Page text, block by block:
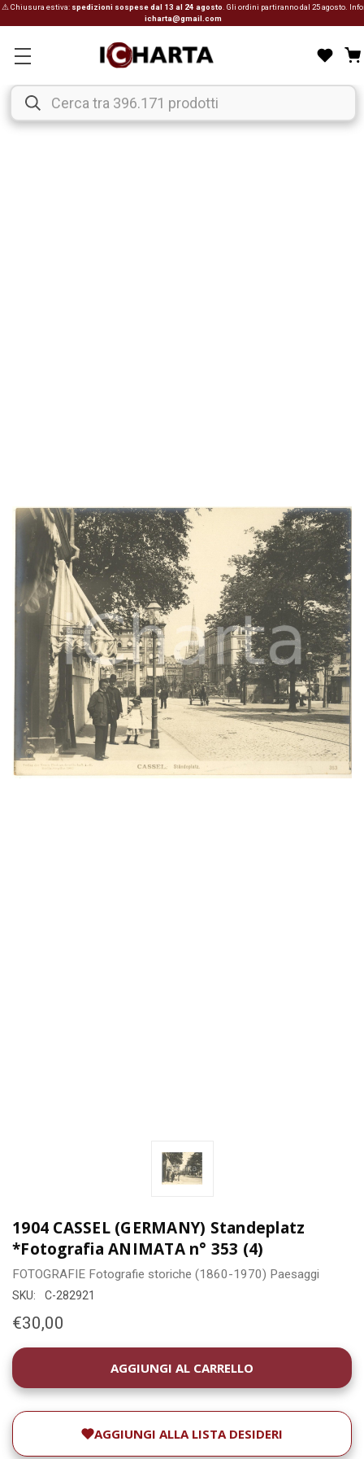
⚠ Chiusura estiva: spedizioni sospese dal 13 al 24 agosto . Gli ordini partiranno dal 25 agosto. Info:
icharta@gmail.com
1904 CASSEL (GERMANY) Standeplatz
*Fotografia ANIMATA n° 353 (4)
FOTOGRAFIE Fotografie storiche (1860-1970) Paesaggi
SKU: C-282921
€30,00
DISPONIBILITÀ
ATTUALE:
AGGIUNGI ALLA LISTA DESIDERI